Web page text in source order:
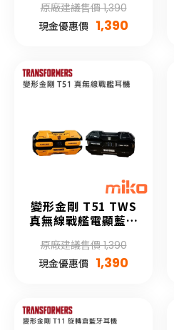
原廠建議售價 1,390
現金優惠價 1,390
變形金剛 T51 TWS
真無線戰艦電顯藍牙
原廠建議售價 1,390
現金優惠價 1,390